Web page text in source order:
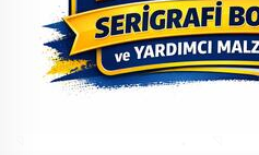
Tampon Baskı Boya
Tampon